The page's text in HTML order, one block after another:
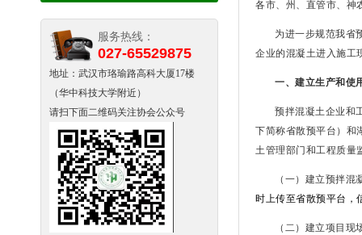
服务热线：
027-65529875
地址：武汉市珞瑜路高科大厦17楼
（华中科技大学附近）
请扫下面二维码关注协会公众号
各市、州、直管市、神
为进一步规范我省
企业的混凝土进入施工
一、建立生产和使
预拌混凝土企业和
下简称省散预平台）和
土管理部门和工程质量
（一）建立预拌
时上传至省散预平台，
（二）建立项目